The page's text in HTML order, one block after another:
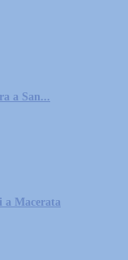
a San...
a Macerata